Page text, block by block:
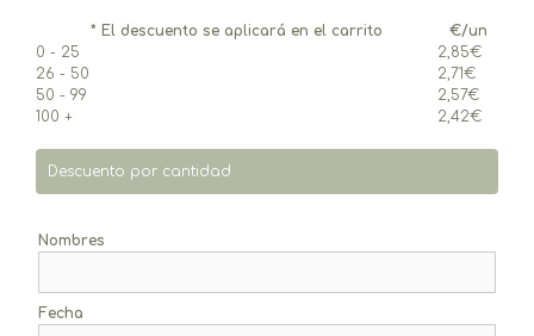
* El descuento se aplicará en el carrito
€/un
0 - 25
2,85€
26 - 50
2,71€
50 - 99
2,57€
100 +
2,42€
Descuento por cantidad
Nombres
Fecha